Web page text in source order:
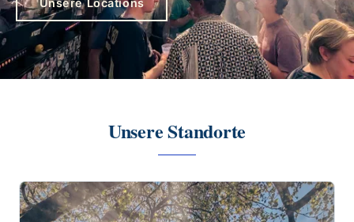
Unsere Standorte